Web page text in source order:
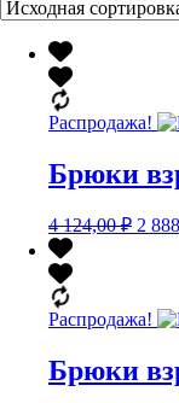
Распродажа!
Брюки
4 124,00₽ 2
Распродажа!
Брюки